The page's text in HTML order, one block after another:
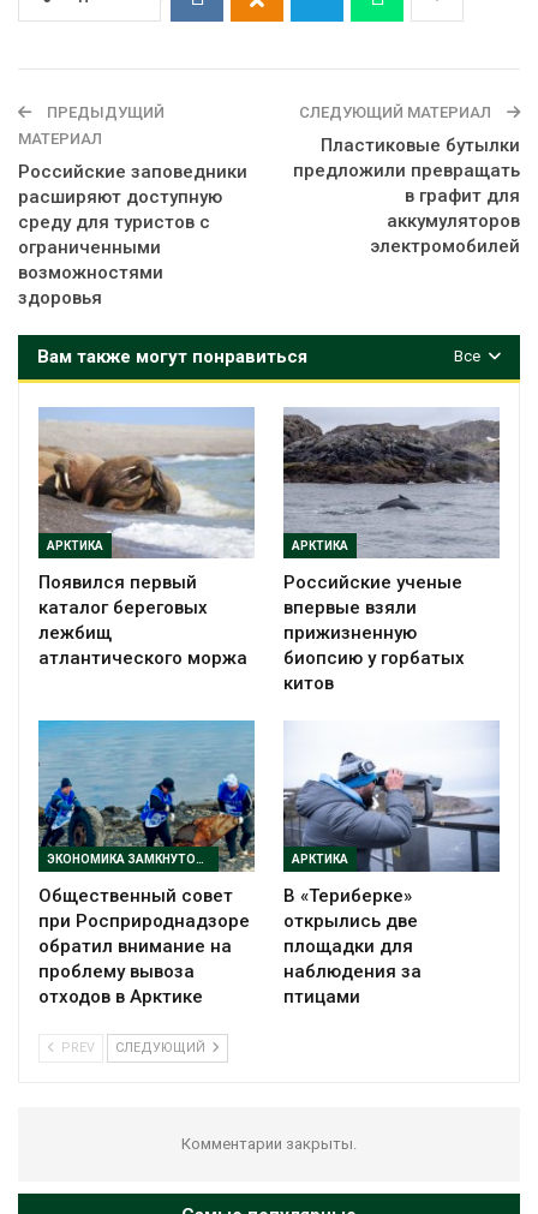
ПРЕДЫДУЩИЙ
МАТЕРИАЛ
Российские заповедники
расширяют доступную
среду для туристов с
ограниченными
возможностями
здоровья
СЛЕДУЮЩИЙ МАТЕРИАЛ
Пластиковые бутылки
предложили превращать
в графит для
аккумуляторов
электромобилей
Все
Вам также могут понравиться
АРКТИКА
Появился первый
каталог береговых
лежбищ
атлантического моржа
АРКТИКА
Российские ученые
впервые взяли
прижизненную
биопсию у горбатых
китов
ЭКОНОМИКА ЗАМКНУТОГО ЦИКЛА
Общественный совет
при Росприроднадзоре
обратил внимание на
проблему вывоза
отходов в Арктике
АРКТИКА
В «Териберке»
открылись две
площадки для
наблюдения за
птицами
PREV СЛЕДУЮЩИЙ
Комментарии закрыты.